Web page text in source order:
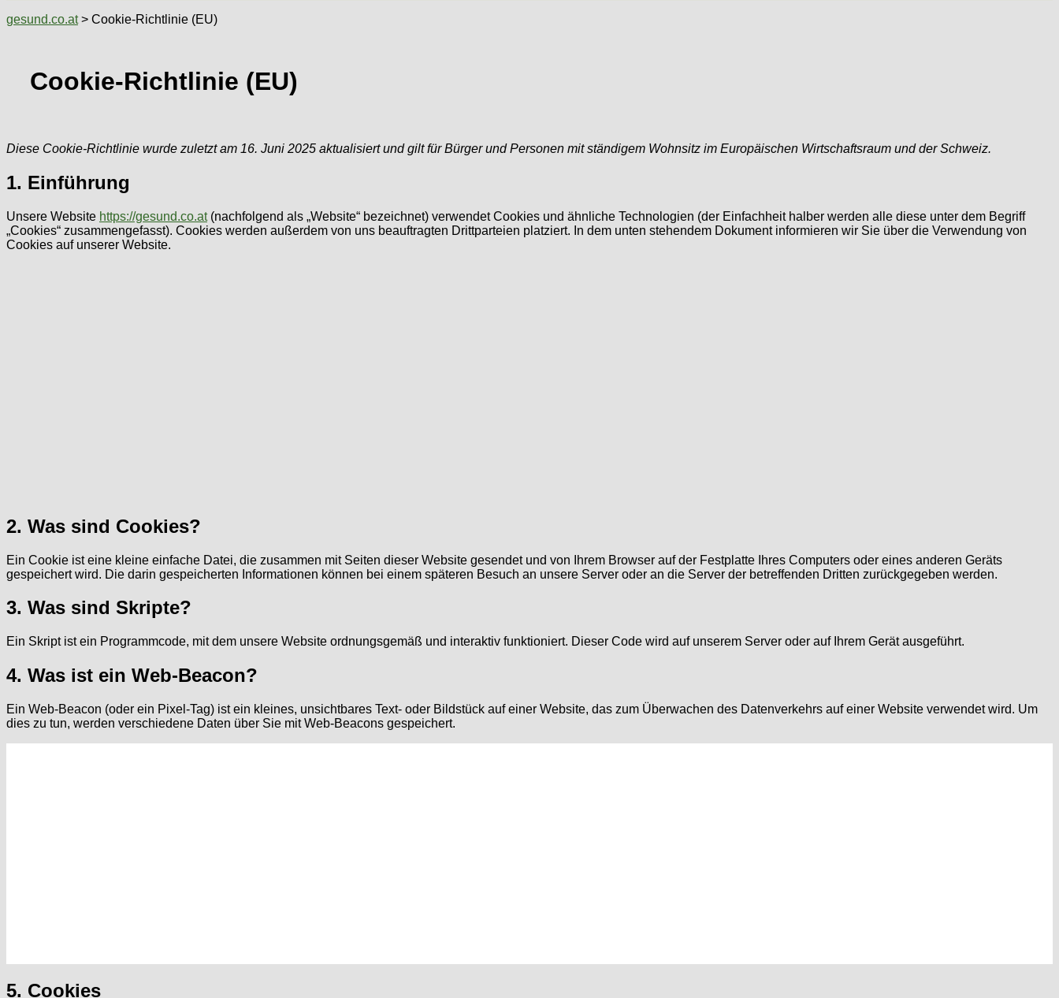
gesund.co.at> Cookie-Richtlinie (EU)
Cookie-Richtlinie (EU)
Diese Cookie-Richtlinie wurde zuletzt am 16. Juni 2025 aktualisiert und gilt für Bürger und Personen mit ständigem Wohnsitz im Europäischen Wirtschaftsraum und der Schweiz.
1. Einführung
Unsere Website https://gesund.co.at(nachfolgend als „Website“ bezeichnet) verwendet Cookies und ähnliche Technologien (der Einfachheit halber werden alle diese unter dem Begriff
„Cookies“ zusammengefasst). Cookies werden außerdem von uns beauftragten Drittparteien platziert. In dem unten stehendem Dokument informieren wir Sie über die Verwendung von
Cookies auf unserer Website.
2. Was sind Cookies?
Ein Cookie ist eine kleine einfache Datei, die zusammen mit Seiten dieser Website gesendet und von Ihrem Browser auf der Festplatte Ihres Computers oder eines anderen Geräts
gespeichert wird. Die darin gespeicherten Informationen können bei einem späteren Besuch an unsere Server oder an die Server der betreffenden Dritten zurückgegeben werden.
3. Was sind Skripte?
Ein Skript ist ein Programmcode, mit dem unsere Website ordnungsgemäß und interaktiv funktioniert. Dieser Code wird auf unserem Server oder auf Ihrem Gerät ausgeführt.
4. Was ist ein Web-Beacon?
Ein Web-Beacon (oder ein Pixel-Tag) ist ein kleines, unsichtbares Text- oder Bildstück auf einer Website, das zum Überwachen des Datenverkehrs auf einer Website verwendet wird. Um
dies zu tun, werden verschiedene Daten über Sie mit Web-Beacons gespeichert.
5. Cookies